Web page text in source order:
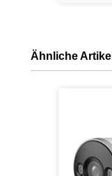
Ähnliche Artikel